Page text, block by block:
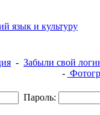
- Забыли свой
-
Пароль: